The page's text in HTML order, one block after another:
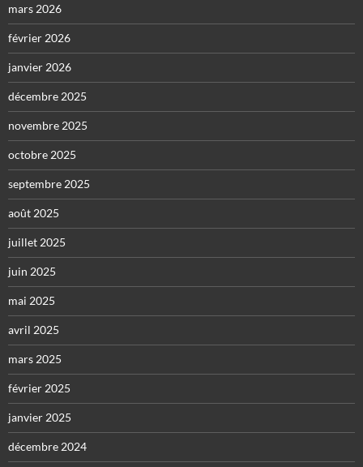
mars 2026
février 2026
janvier 2026
décembre 2025
novembre 2025
octobre 2025
septembre 2025
août 2025
juillet 2025
juin 2025
mai 2025
avril 2025
mars 2025
février 2025
janvier 2025
décembre 2024